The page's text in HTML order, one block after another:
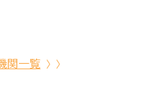
関一覧